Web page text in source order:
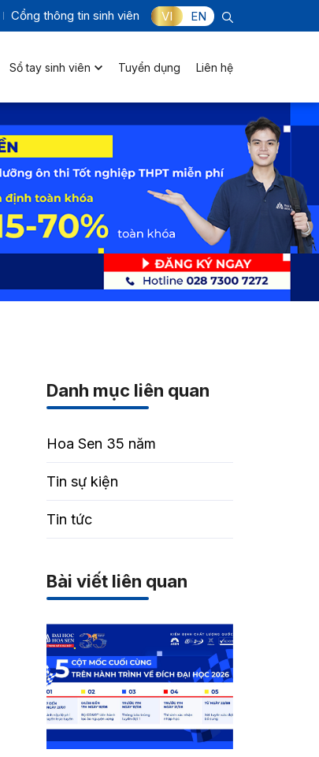
Cổng thông tin sinh viên VI EN
Sổ tay sinh viên Tuyển dụng Liên hệ
Danh mục liên quan
Hoa Sen 35 năm
Tin sự kiện
Tin tức
Bài viết liên quan